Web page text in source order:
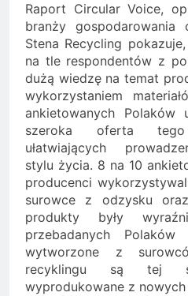
Raport Circular Voice,
branży gospodarowania
Stena Recycling
na tle respondentów z
dużą wiedzę na temat
wykorzystaniem
ankietowanych
szeroka oferta
ułatwiających
stylu życia. 8 na 10
producenci
surowce z odzysku
produkty były
przebadanych
wytworzone z
recyklingu są tej
wyprodukowane z nowych